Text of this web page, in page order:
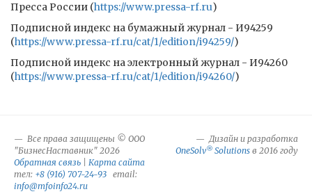
Пресса России (https://www.pressa-rf.ru)
Подписной индекс на бумажный журнал - И94259
(https://www.pressa-rf.ru/cat/1/edition/i94259/)
Подписной индекс на электронный журнал - И94260
(https://www.pressa-rf.ru/cat/1/edition/i94260/)
Все права защищены © ООО
"БизнесНаставник" 2026
Обратная связь
Карта сайта
тел: +8 (916) 707-24-93 email:
info@mfoinfo24.ru
Дизайн и разработка
OneSolv® Solutions в 2016 году